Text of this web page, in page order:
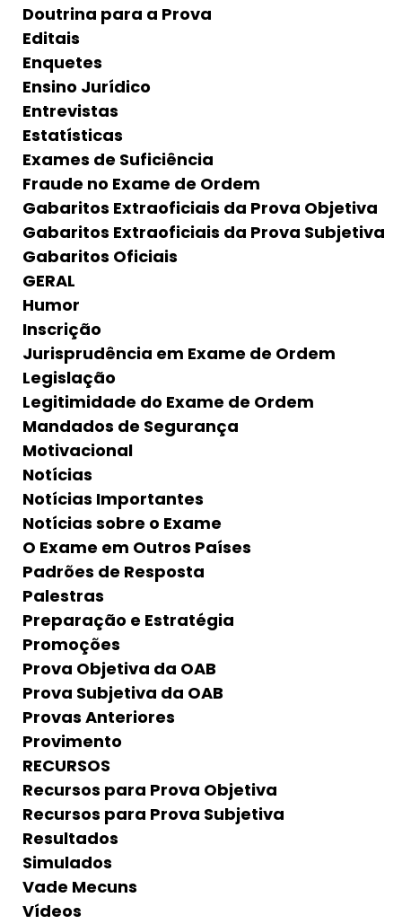
Doutrina para a Prova
Editais
Enquetes
Ensino Jurídico
Entrevistas
Estatísticas
Exames de Suficiência
Fraude no Exame de Ordem
Gabaritos Extraoficiais da Prova Objetiva
Gabaritos Extraoficiais da Prova Subjetiva
Gabaritos Oficiais
GERAL
Humor
Inscrição
Jurisprudência em Exame de Ordem
Legislação
Legitimidade do Exame de Ordem
Mandados de Segurança
Motivacional
Notícias
Notícias Importantes
Notícias sobre o Exame
O Exame em Outros Países
Padrões de Resposta
Palestras
Preparação e Estratégia
Promoções
Prova Objetiva da OAB
Prova Subjetiva da OAB
Provas Anteriores
Provimento
RECURSOS
Recursos para Prova Objetiva
Recursos para Prova Subjetiva
Resultados
Simulados
Vade Mecuns
Vídeos